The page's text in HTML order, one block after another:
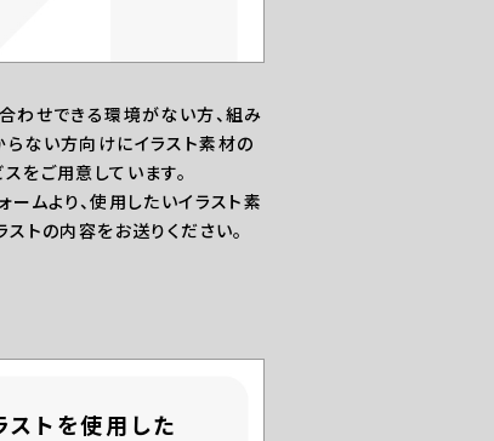
わせできる環境がない方、組み
ない方向けにイラスト素材の
をご用意しています。
ームより、使用したいイラスト素
ストの内容をお送りください。
ストを使用した